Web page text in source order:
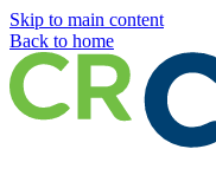
Skip to main content
Back to home